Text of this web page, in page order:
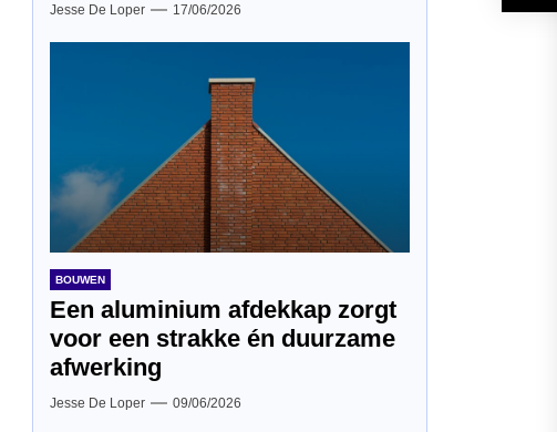
Jesse De Loper 17/06/2026
BOUWEN
Een aluminium afdekkap zorgt
voor een strakke én duurzame
afwerking
Jesse De Loper 09/06/2026